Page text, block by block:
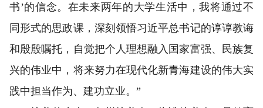
书’的信念。在未来两年的大学生活中，我将通过不
同形式的思政课，深刻领悟习近平总书记的谆谆教诲
和殷殷嘱托，自觉把个人理想融入国家富强、民族复
兴的伟业中，将来努力在现代化新青海建设的伟大实
践中担当作为、建功立业。”